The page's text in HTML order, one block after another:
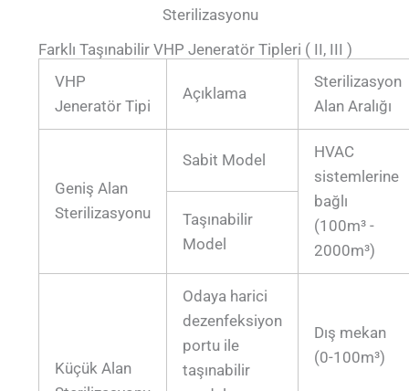
Sterilizasyonu
Farklı Taşınabilir VHP Jeneratör Tipleri ( II, III )
VHP
Jeneratör Tipi
Açıklama
Sterilizasyon
Alan Aralığı
Geniş Alan
Sterilizasyonu
Sabit Model
HVAC
sistemlerine
bağlı
(100m³ -
2000m³)
Taşınabilir
Model
Küçük Alan
Odaya harici
dezenfeksiyon
portu ile
taşınabilir
Dış mekan
(0-100m³)